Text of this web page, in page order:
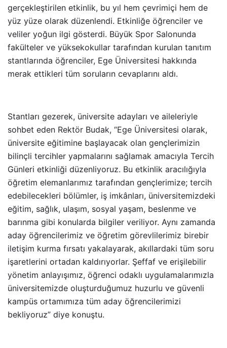
gerçekleştirilen etkinlik, bu yıl hem çevrimiçi hem de
yüz yüze olarak düzenlendi. Etkinliğe öğrenciler ve
veliler yoğun ilgi gösterdi. Büyük Spor Salonunda
fakülteler ve yüksekokullar tarafından kurulan tanıtım
stantlarında öğrenciler, Ege Üniversitesi hakkında
merak ettikleri tüm soruların cevaplarını aldı.
Stantları gezerek, üniversite adayları ve aileleriyle
sohbet eden Rektör Budak, “Ege Üniversitesi olarak,
üniversite eğitimine başlayacak olan gençlerimizin
bilinçli tercihler yapmalarını sağlamak amacıyla Tercih
Günleri etkinliği düzenliyoruz. Bu etkinlik aracılığıyla
öğretim elemanlarımız tarafından gençlerimize; tercih
edebilecekleri bölümler, iş imkânları, üniversitemizdeki
eğitim, sağlık, ulaşım, sosyal yaşam, beslenme ve
barınma gibi konularda bilgiler veriliyor. Aynı zamanda
aday öğrencilerimiz ve öğretim görevlilerimiz birebir
iletişim kurma fırsatı yakalayarak, akıllardaki tüm soru
işaretlerini ortadan kaldırıyorlar. Şeffaf ve erişilebilir
yönetim anlayışımız, öğrenci odaklı uygulamalarımızla
üniversitemizde oluşturduğumuz huzurlu ve güvenli
kampüs ortamımıza tüm aday öğrencilerimizi
bekliyoruz” diye konuştu.